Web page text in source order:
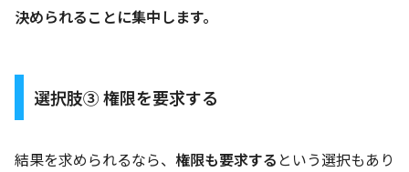
決められることに集中します。
選択肢③ 権限を要求する
結果を求められるなら、 権限も要求する という選択もあり